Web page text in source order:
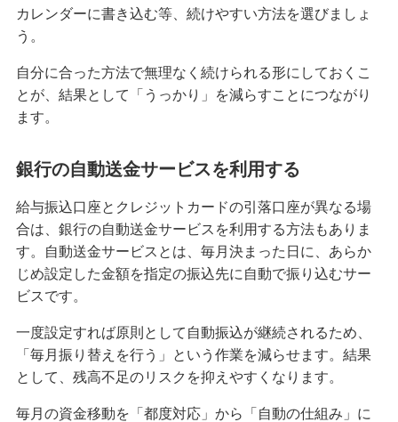
カレンダーに書き込む等、続けやすい方法を選びましょ
う。
自分に合った方法で無理なく続けられる形にしておくこ
とが、結果として「うっかり」を減らすことにつながり
ます。
銀行の自動送金サービスを利用する
給与振込口座とクレジットカードの引落口座が異なる場
合は、銀行の自動送金サービスを利用する方法もありま
す。自動送金サービスとは、毎月決まった日に、あらか
じめ設定した金額を指定の振込先に自動で振り込むサー
ビスです。
一度設定すれば原則として自動振込が継続されるため、
「毎月振り替えを行う」という作業を減らせます。結果
として、残高不足のリスクを抑えやすくなります。
毎月の資金移動を「都度対応」から「自動の仕組み」に